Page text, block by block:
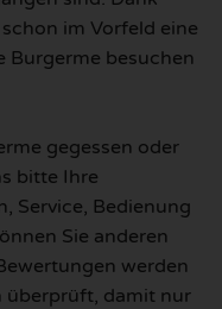
im Vorfeld eine
Burgerme besuchen
gegessen oder
bitte Ihre
Service, Bedienung
Sie anderen
werden
überprüft, damit nur